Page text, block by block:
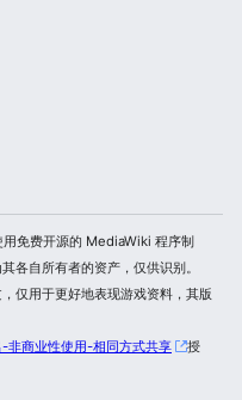
免费开源的 MediaWiki 程序制
各自所有者的资产，仅供识别。
仅用于更好地表现游戏资料，其版
非商业性使用-相同方式共享
授